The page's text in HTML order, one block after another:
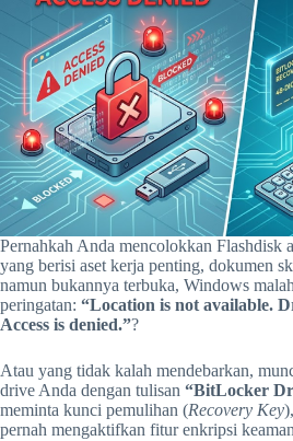
Pernahkah Anda mencolokkan Flashdisk
yang berisi aset kerja penting, dokumen
namun bukannya terbuka, Windows
peringatan: “Location is not available.
Access is denied.”?
Atau yang tidak kalah mendebarkan,
drive Anda dengan tulisan “BitLocker
meminta kunci pemulihan (Recovery Key
pernah mengaktifkan fitur enkripsi